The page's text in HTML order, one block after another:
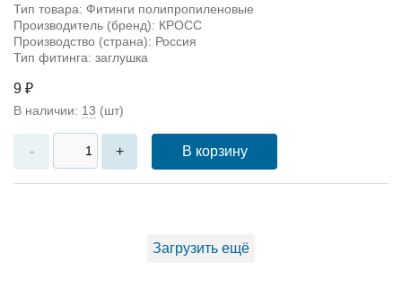
Тип товара: Фитинги полипропиленовые
Производитель (бренд): КРОСС
Производство (страна): Россия
Тип фитинга: заглушка
9 ₽
В наличии: 13 (шт)
- + В корзину
Загрузить ещё